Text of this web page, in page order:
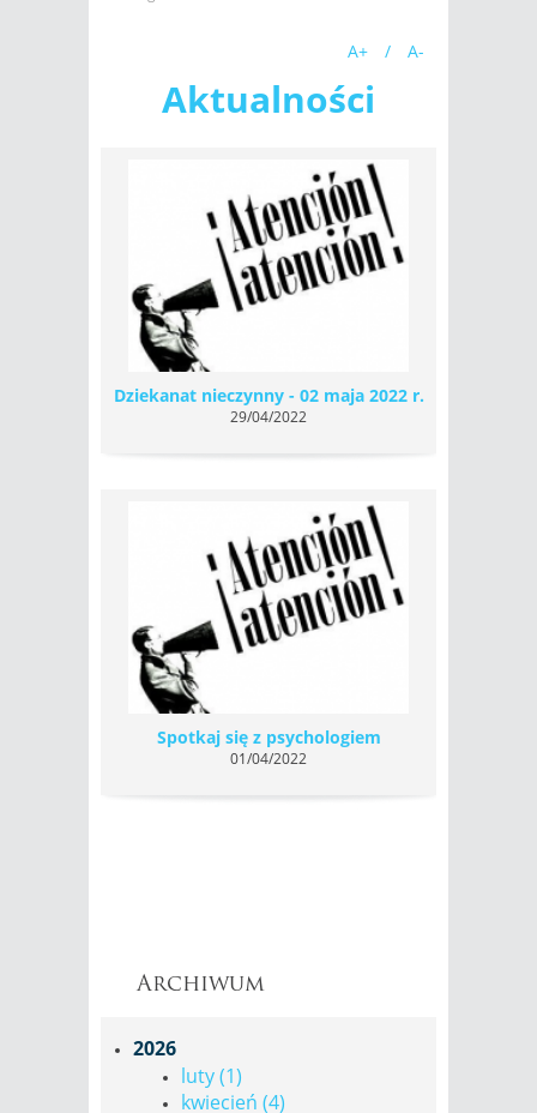
A+ / A-
Aktualności
Dziekanat nieczynny - 02 maja 2022 r.
29/04/2022
Spotkaj się z psychologiem
01/04/2022
Archiwum
2026
luty (1)
kwiecień (4)